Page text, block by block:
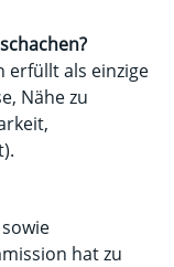
erfüllt als einzige
Nähe zu
hat zu